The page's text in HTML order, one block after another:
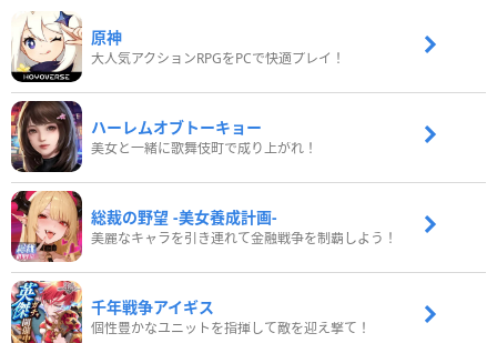
原神
大人気アクションRPGをPCで快適プレイ！
ハーレムオブトーキョー
美女と一緒に歌舞伎町で成り上がれ！
総裁の野望 -美女養成計画-
美麗なキャラを引き連れて金融戦争を制覇しよう！
千年戦争アイギス
個性豊かなユニットを指揮して敵を迎え撃て！